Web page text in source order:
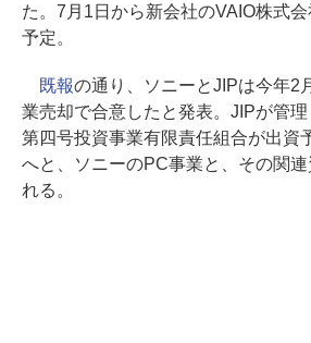
た。7月1日から新会社のVAIO株式
予定。
既報の通り、ソニーとJIPは今年2
業売却で合意したと発表。JIPが管
第四号投資事業有限責任組合が出資
へと、ソニーのPC事業と、その関
れる。